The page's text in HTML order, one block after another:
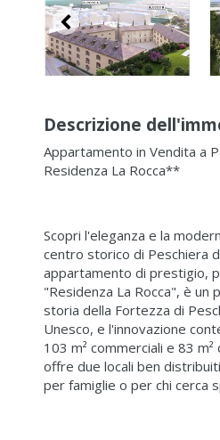
Descrizione
Appartamento in Vendita a
Residenza La Rocca**
Scopri l'eleganza e la
centro storico di Peschiera
appartamento di prestigio,
"Residenza La Rocca", è
storia della Fortezza di
Unesco, e l'innovazione
103 m² commerciali e 83
offre due locali ben
per famiglie o per chi cerca